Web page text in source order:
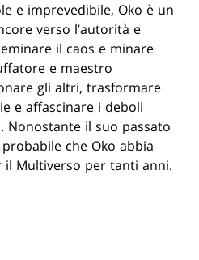
e imprevedibile, Oko è un
verso l’autorità e
il caos e minare
e maestro
gli altri, trasformare
e affascinare i deboli
Nonostante il suo passato
che Oko abbia
il Multiverso per tanti anni.